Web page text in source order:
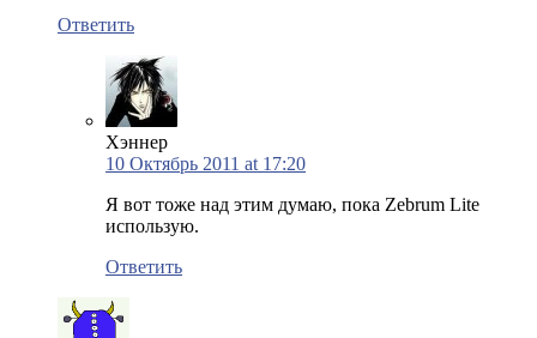
Ответить
Хэннер
10 Октябрь 2011 at 17:20
Я вот тоже над этим думаю, пока Zebrum Lite
использую.
Ответить